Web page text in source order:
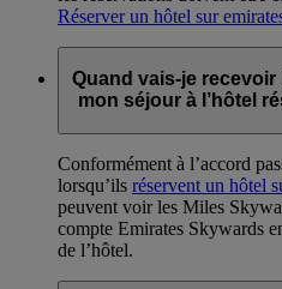
Réserver un hôtel sur
Quand vais-je
mon séjour à l’hôtel
Conformément à l’accord
lorsqu’ils réservent un hôtel
peuvent voir les Miles
compte Emirates Skywards
de l’hôtel.